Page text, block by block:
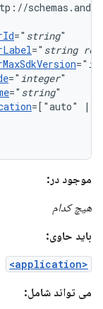
=" string
=" string
="
=" integer
=" string
=["auto" |
موجود در:
هیچ کدام
باید حاوی:
<application>
می تواند شامل: